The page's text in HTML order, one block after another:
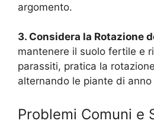
argomento.
3. Considera la Rotazione
mantenere il suolo fertile e
parassiti, pratica la
alternando le piante di anno
Problemi Comuni e